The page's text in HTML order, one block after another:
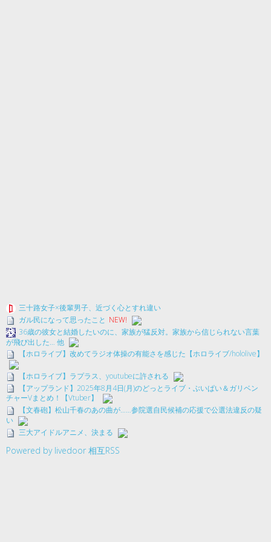
三十路女子×後輩男子、近づく心とすれ違い
ガル民になって思ったこと NEW!
36歳の彼女と結婚したいのに、家族が猛反対。家族から信じられない言葉
が飛び出した… 他
【ホロライブ】改めてラジオ体操の有能さを感じた【ホロライブ/hololive】
【ホロライブ】ラプラス、youtubeに許される
【アップランド】2025年8月4日(月)のどっとライブ・ぶいぱい＆ガリベン
チャーVまとめ！【Vtuber】
【文春砲】松山千春のあの曲が……参院選自民候補の応援で公選法違反の疑
い
三大アイドルアニメ、決まる
Powered by livedoor 相互RSS